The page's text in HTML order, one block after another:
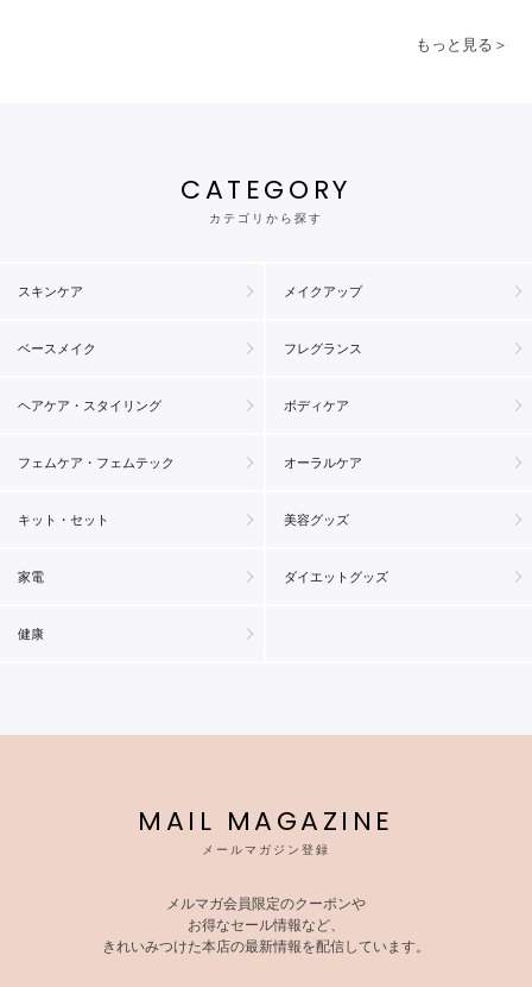
もっと見る＞
CATEGORY
カテゴリから探す
スキンケア メイクアップ
ベースメイク フレグランス
ヘアケア・スタイリング ボディケア
フェムケア・フェムテック オーラルケア
キット・セット 美容グッズ
家電 ダイエットグッズ
健康
MAIL MAGAZINE
メールマガジン登録
メルマガ会員限定のクーポンや
お得なセール情報など、
きれいみつけた本店の最新情報を配信しています。